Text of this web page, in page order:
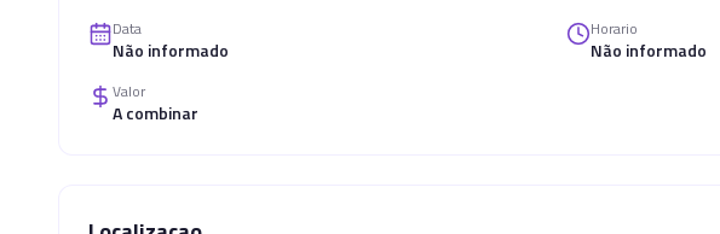
Data
Não informado
Horario
Não informado
Valor
A combinar